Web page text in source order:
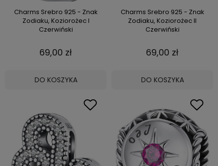
Charms Srebro 925 - Znak
Zodiaku, Koziorożec I
Czerwiński
69,00 zł
DO KOSZYKA
Charms Srebro 925 - Znak
Zodiaku, Koziorożec II
Czerwiński
69,00 zł
DO KOSZYKA